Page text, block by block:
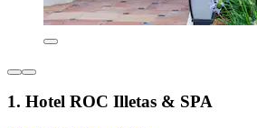
1. Hotel ROC Illetas & SPA